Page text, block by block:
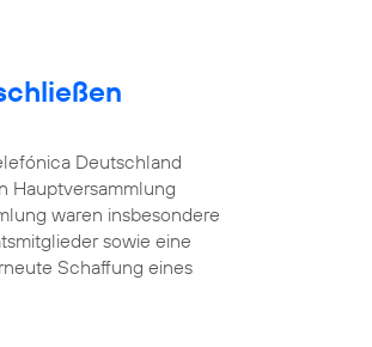
Deutschland
Hauptversammlung
waren insbesondere
sowie eine
Schaffung eines